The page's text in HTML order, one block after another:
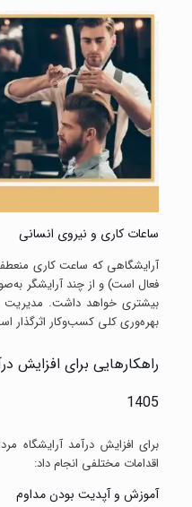
ساعات کاری و نیروی انسانی
آرایشگاهی که ساعت کاری
فعال است) و از چند آرایشگر
بیشتری خواهد داشت. مدیریت
بهره‌وری کلی کسب‌وکار اثرگذار
راهکارهایی برای افزایش
1405
برای افزایش درآمد آرایشگاه
اقدامات مختلفی انجام داد:
آموزش و آپدیت بودن مداوم